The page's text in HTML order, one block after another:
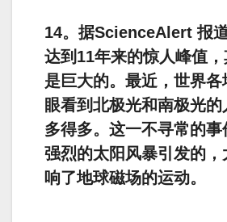
14。据ScienceAlert 报
达到11年来的惊人峰值
是巨大的。最近，世界各
眼看到北极光和南极光
多得多。这一不寻常的事
强烈的太阳风暴引发的，
响了地球磁场的运动。